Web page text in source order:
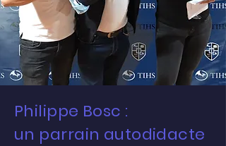
Philippe Bosc :
un parrain autodidacte